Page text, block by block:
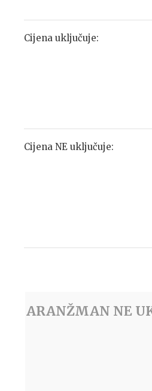
Cijena uključuje:
Cijena NE uključuje:
ARANŽMAN NE